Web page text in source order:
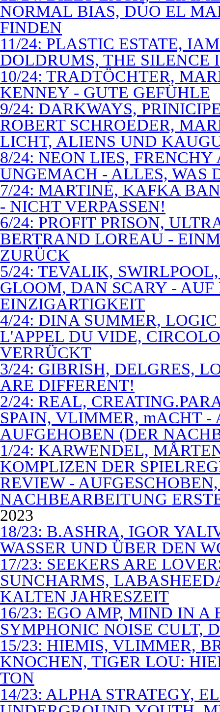
NORMAL BIAS, DÚO EL
FINDEN
11/24: PLASTIC ESTATE,
DOLDRUMS, THE SILENCE
10/24: TRADTÖCHTER,
KENNEY - GUTE GEFÜHLE
9/24: DARKWAYS,
ROBERT SCHROEDER,
LICHT, ALIENS UND
8/24: NEON LIES,
UNGEMACH - ALLES, WAS
7/24: MARTINÉ, KAFKA
- NICHT VERPASSEN!
6/24: PROFIT PRISON,
BERTRAND LOREAU -
ZURÜCK
5/24: TEVALIK,
GLOOM, DAN SCARY -
EINZIGARTIGKEIT
4/24: DINA SUMMER,
L'APPEL DU VIDE,
VERRÜCKT
3/24: GIBRISH, DELGRES,
ARE DIFFERENT!
2/24: REAL,
SPAIN, VLIMMER, mACHT -
AUFGEHOBEN (DER
1/24: KARWENDEL,
KOMPLIZEN DER
REVIEW -
NACHBEARBEITUNG
2023
18/23: B.ASHRA, IGOR
WASSER UND ÜBER DEN
17/23: SEEKERS ARE
SUNCHARMS,
KALTEN JAHRESZEIT
16/23: EGO AMP, MIND IN
SYMPHONIC NOISE CULT,
15/23: HIEMIS, VLIMMER,
KNOCHEN, TIGER LOU:
TON
14/23: ALPHA STRATEGY,